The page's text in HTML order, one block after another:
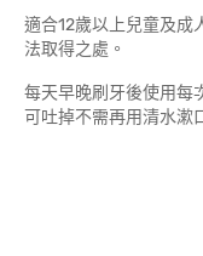
適合12歲以上兒童及成
法取得之處。
每天早晚刷牙後使用每
可吐掉不需再用清水漱